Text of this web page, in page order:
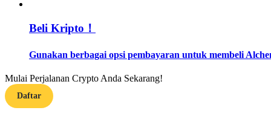
Memandu
Beli Kripto！
Gunakan berbagai opsi pembayaran untuk membeli
Mulai Perjalanan Crypto Anda Sekarang!
Daftar